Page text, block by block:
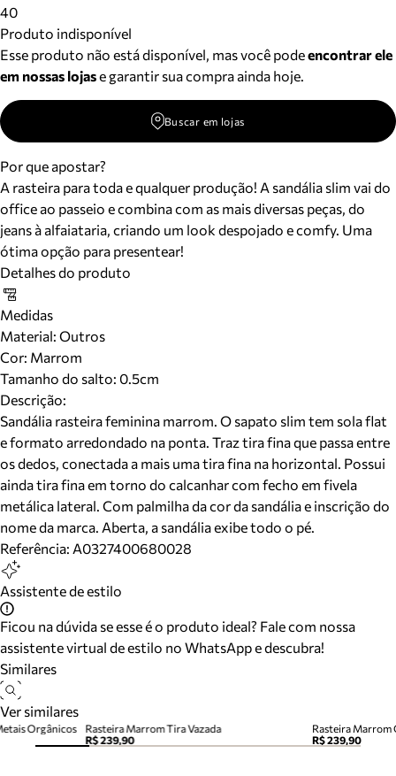
40
Produto indisponível
Esse produto não está disponível, mas você podeencontrar ele
em nossas lojase garantir sua compra ainda hoje.
Buscar em lojas
Por que apostar?
A rasteira para toda e qualquer produção! A sandália slim vai do
office ao passeio e combina com as mais diversas peças, do
jeans à alfaiataria, criando um look despojado e comfy. Uma
ótima opção para presentear!
Detalhes do produto
Medidas
Material: Outros
Cor: Marrom
Tamanho do salto: 0.5cm
Descrição:
Sandália rasteira feminina marrom. O sapato slim tem sola flat
e formato arredondado na ponta. Traz tira fina que passa entre
os dedos, conectada a mais uma tira fina na horizontal. Possui
ainda tira fina em torno do calcanhar com fecho em fivela
metálica lateral. Com palmilha da cor da sandália e inscrição do
nome da marca. Aberta, a sandália exibe todo o pé.
Referência: A0327400680028
Assistente de estilo
Ficou na dúvida se esse é o produto ideal? Fale com nossa
assistente virtual de estilo no WhatsApp e descubra!
Similares
Ver similares
Rasteira Marrom Tira Vazada
R$ 239,90
Rasteira Marrom
R$ 239,90
Orgânicos